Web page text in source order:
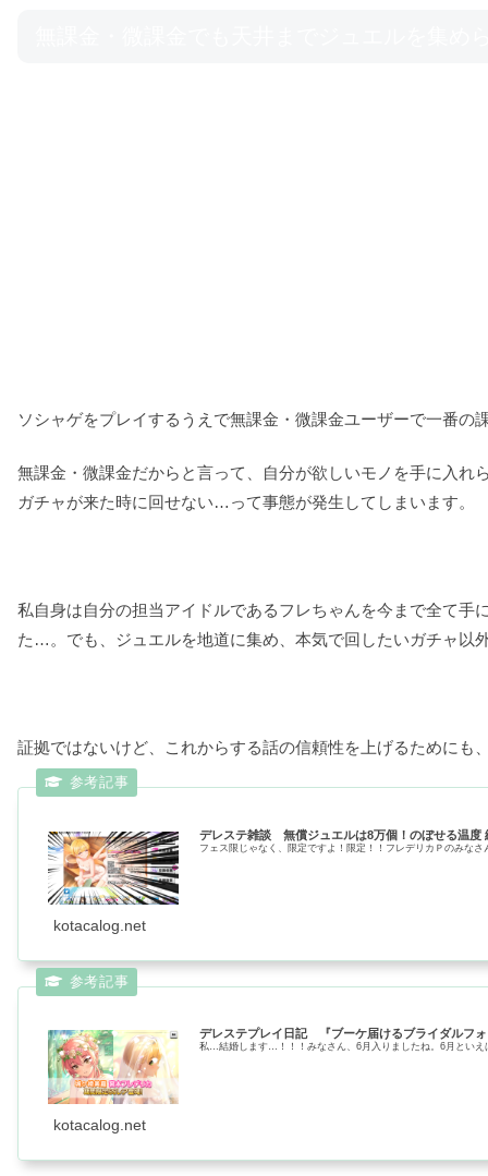
ソシャゲをプレイするうえで無課金・微課金ユーザーで一番
無課金・微課金だからと言って、自分が欲しいモノを手に入
ガチャが来た時に回せない…って事態が発生してしまいます。
私自身は自分の担当アイドルであるフレちゃんを今まで全て
た…。でも、ジュエルを地道に集め、本気で回したいガチャ以
証拠ではないけど、これからする話の信頼性を上げるために
デレステ雑談 無償ジュエルは8万個！のぼせる温度
フェス限じゃなく、限定ですよ！限定！！フレデリカＰのみな
kotacalog.net
デレステプレイ日記 『ブーケ届けるブライダルフ
私…結婚します…！！！みなさん、6月入りましたね。6月といえ
kotacalog.net